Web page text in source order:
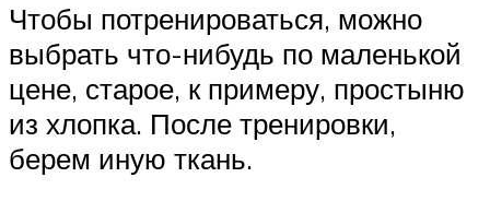
Чтобы потренироваться, можно
выбрать что-нибудь по маленькой
цене, старое, к примеру, простыню
из хлопка. После тренировки,
берем иную ткань.